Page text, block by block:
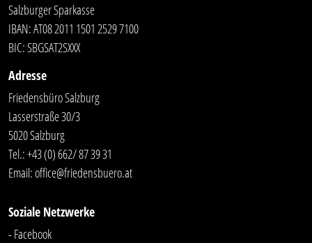
Salzburger Sparkasse
IBAN: AT08 2011 1501 2529 7100
BIC: SBGSAT2SXXX
Adresse
Friedensbüro Salzburg
Lasserstraße 30/3
5020 Salzburg
Tel.:+43 (0) 662/ 87 39 31
Email:office@friedensbuero.at
Soziale Netzwerke
- Facebook